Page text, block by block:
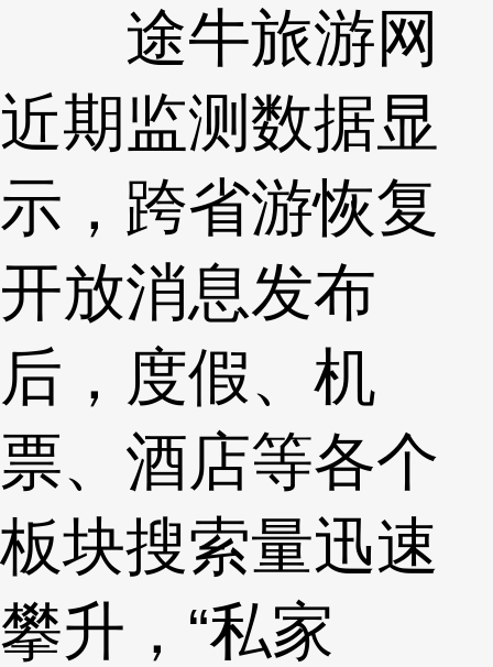
途牛旅游网
近期监测数据显
示，跨省游恢复
开放消息发布
后，度假、机
票、酒店等各个
板块搜索量迅速
攀升，“私家